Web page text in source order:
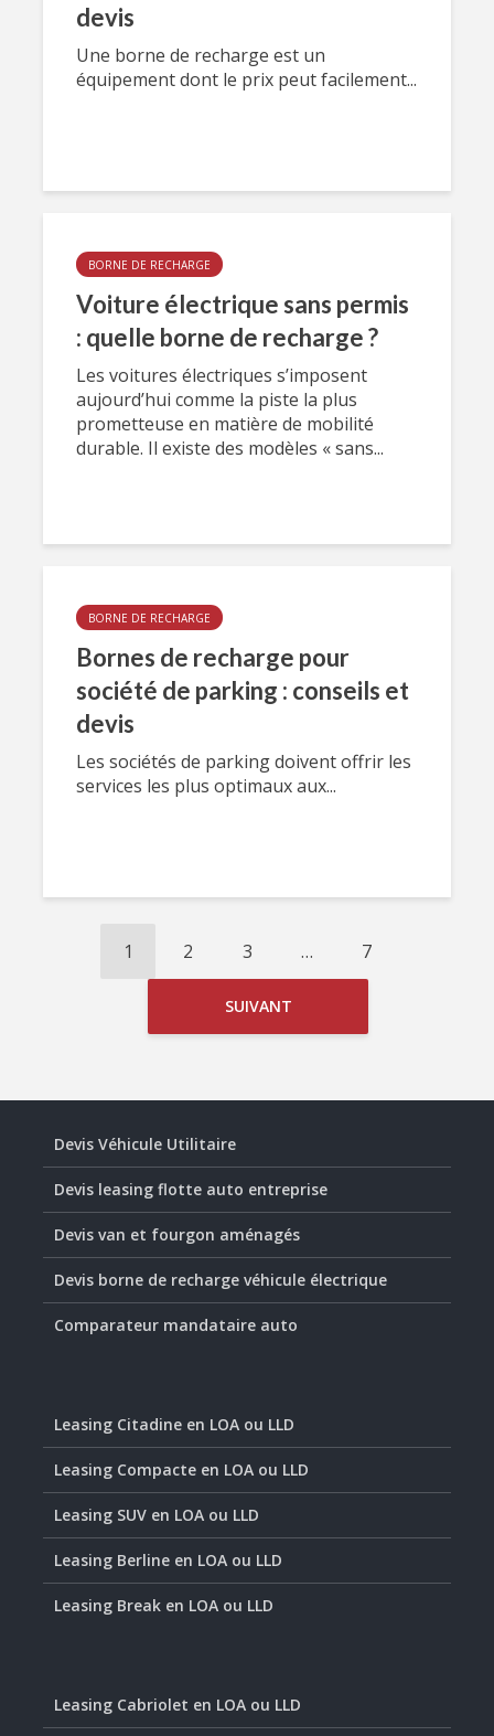
devis
Une borne de recharge est un
équipement dont le prix peut facilement...
BORNE DE RECHARGE
Voiture électrique sans permis
: quelle borne de recharge ?
Les voitures électriques s’imposent
aujourd’hui comme la piste la plus
prometteuse en matière de mobilité
durable. Il existe des modèles « sans...
BORNE DE RECHARGE
Bornes de recharge pour
société de parking : conseils et
devis
Les sociétés de parking doivent offrir les
services les plus optimaux aux...
1 2 3 … 7
SUIVANT
Devis Véhicule Utilitaire
Devis leasing flotte auto entreprise
Devis van et fourgon aménagés
Devis borne de recharge véhicule électrique
Comparateur mandataire auto
Leasing Citadine en LOA ou LLD
Leasing Compacte en LOA ou LLD
Leasing SUV en LOA ou LLD
Leasing Berline en LOA ou LLD
Leasing Break en LOA ou LLD
Leasing Cabriolet en LOA ou LLD